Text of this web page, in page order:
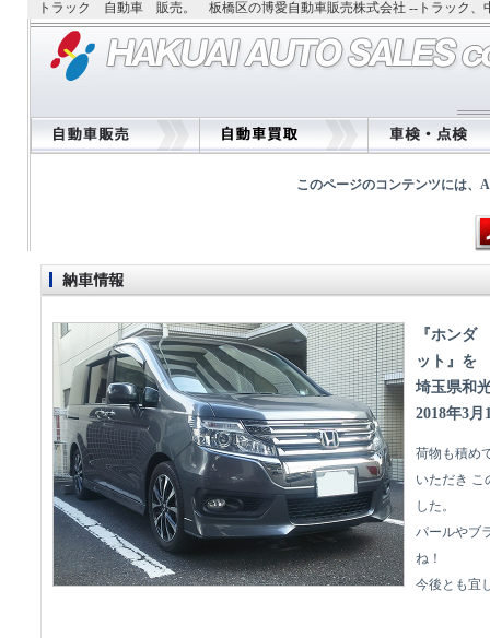
トラック 自動車 販売。 板橋区の博愛自動車販売株式会社 --トラック、
このページのコンテンツには、
『ホン
ット』を
埼玉県和
2018年3月
荷物も積め
いただき こ
した。
パールやブ
ね！
今後とも宜